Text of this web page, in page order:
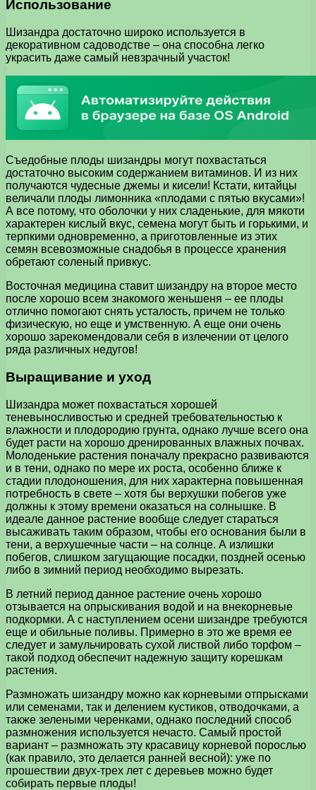
Использование
Шизандра достаточно широко используется в
декоративном садоводстве – она способна легко
украсить даже самый невзрачный участок!
Съедобные плоды шизандры могут похвастаться
достаточно высоким содержанием витаминов. И из них
получаются чудесные джемы и кисели! Кстати, китайцы
величали плоды лимонника «плодами с пятью вкусами»!
А все потому, что оболочки у них сладенькие, для мякоти
характерен кислый вкус, семена могут быть и горькими, и
терпкими одновременно, а приготовленные из этих
семян всевозможные снадобья в процессе хранения
обретают соленый привкус.
Восточная медицина ставит шизандру на второе место
после хорошо всем знакомого женьшеня – ее плоды
отлично помогают снять усталость, причем не только
физическую, но еще и умственную. А еще они очень
хорошо зарекомендовали себя в излечении от целого
ряда различных недугов!
Выращивание и уход
Шизандра может похвастаться хорошей
теневыносливостью и средней требовательностью к
влажности и плодородию грунта, однако лучше всего она
будет расти на хорошо дренированных влажных почвах.
Молоденькие растения поначалу прекрасно развиваются
и в тени, однако по мере их роста, особенно ближе к
стадии плодоношения, для них характерна повышенная
потребность в свете – хотя бы верхушки побегов уже
должны к этому времени оказаться на солнышке. В
идеале данное растение вообще следует стараться
высаживать таким образом, чтобы его основания были в
тени, а верхушечные части – на солнце. А излишки
побегов, слишком загущающие посадки, поздней осенью
либо в зимний период необходимо вырезать.
В летний период данное растение очень хорошо
отзывается на опрыскивания водой и на внекорневые
подкормки. А с наступлением осени шизандре требуются
еще и обильные поливы. Примерно в это же время ее
следует и замульчировать сухой листвой либо торфом –
такой подход обеспечит надежную защиту корешкам
растения.
Размножать шизандру можно как корневыми отпрысками
или семенами, так и делением кустиков, отводочками, а
также зелеными черенками, однако последний способ
размножения используется нечасто. Самый простой
вариант – размножать эту красавицу корневой порослью
(как правило, это делается ранней весной): уже по
прошествии двух-трех лет с деревьев можно будет
собирать первые плоды!